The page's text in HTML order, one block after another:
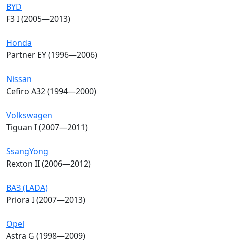
BYD
F3 I (2005—2013)
Honda
Partner EY (1996—2006)
Nissan
Cefiro A32 (1994—2000)
Volkswagen
Tiguan I (2007—2011)
SsangYong
Rexton II (2006—2012)
ВАЗ (LADA)
Priora I (2007—2013)
Opel
Astra G (1998—2009)